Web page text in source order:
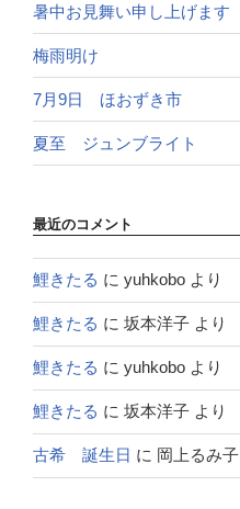
暑中お見舞い申し上げます
梅雨明け
7月9日 ほおずき市
夏至 ジュンブライト
最近のコメント
鯉きたる に yuhkobo より
鯉きたる に 坂本洋子 より
鯉きたる に yuhkobo より
鯉きたる に 坂本洋子 より
古希 誕生日 に 岡上るみ子